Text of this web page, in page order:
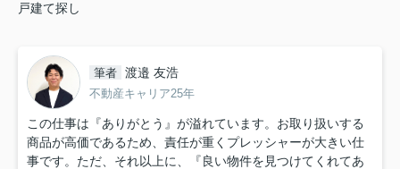
戸建て探し
筆者 渡邉 友浩
不動産キャリア25年
この仕事は『ありがとう』が溢れています。お取り扱いする
商品が高価であるため、責任が重くプレッシャーが大きい仕
事です。ただ、それ以上に、『良い物件を見つけてくれてあ